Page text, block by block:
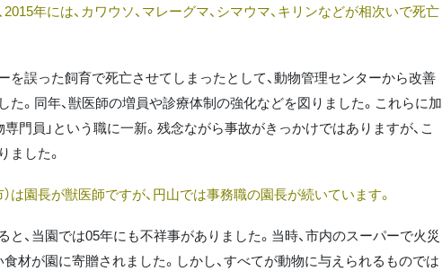
年には、カワウソ、マレーグマ、シマウマ、キリンなどが相次いで死亡
を誤った飼育で死亡させてしまったとして、動物管理センターから改善
。同年、獣医師の増員や診療体制の強化などを図りました。これらに加
専門員」という職に一新。残念ながら事故がきっかけではありますが、こ
ました。
は園長が獣医師ですが、円山では事務職の園長が続いています。
、当園では05年にも不祥事がありました。当時、市内のスーパーで火災
材が園に寄贈されました。しかし、すべてが動物に与えられるものでは